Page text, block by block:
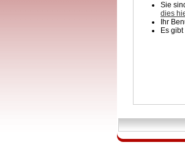
Sie
dies
Ihr
Es